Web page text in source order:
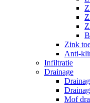
Zink
Anti-
Infiltratie
Drainage
Mof